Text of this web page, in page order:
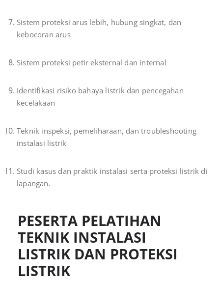
Sistem proteksi arus lebih, hubung singkat, dan
kebocoran arus
Sistem proteksi petir eksternal dan internal
Identifikasi risiko bahaya listrik dan pencegahan
kecelakaan
Teknik inspeksi, pemeliharaan, dan troubleshooting
instalasi listrik
Studi kasus dan praktik instalasi serta proteksi listrik di
lapangan.
PESERTA PELATIHAN
TEKNIK INSTALASI
LISTRIK DAN PROTEKSI
LISTRIK